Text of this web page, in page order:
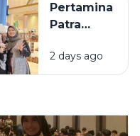
Kering
Pertamina
Patra
Bawa 5
UMKM
Surabaya
2 days ago